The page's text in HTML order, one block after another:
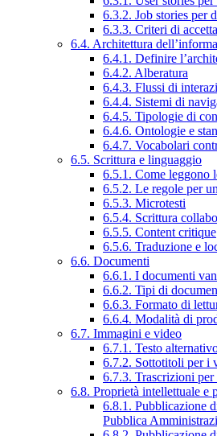
6.3.2. Job stories per
6.3.3. Criteri di
6.4. Architettura
6.4.1. Definire
6.4.2. Alberatura
6.4.3. Flussi di
6.4.4. Sistemi di
6.4.5. Tipologie di
6.4.6. Ontologie e
6.4.7. Vocabolari
6.5. Scrittura e linguaggio
6.5.1. Come leggono
6.5.2. Le regole per
6.5.3. Microtesti
6.5.4. Scrittura
6.5.5. Content critique
6.5.6. Traduzione e
6.6. Documenti
6.6.1. I documenti
6.6.2. Tipi di
6.6.3. Formato di
6.6.4. Modalità di
6.7. Immagini e video
6.7.1. Testo
6.7.2. Sottotitoli per i
6.7.3. Trascrizioni
6.8. Proprietà intellettuale e
6.8.1. Pubblicazione
Pubblica